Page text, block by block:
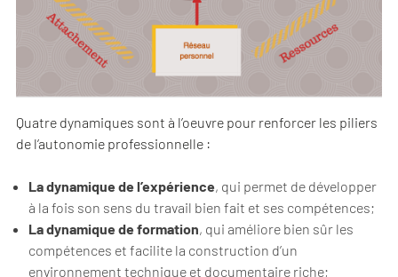
Quatre dynamiques sont à l’oeuvre pour renforcer les piliers
de l’autonomie professionnelle :
La dynamique de l’expérience, qui permet de développer
à la fois son sens du travail bien fait et ses compétences;
La dynamique de formation, qui améliore bien sûr les
compétences et facilite la construction d’un
environnement technique et documentaire riche;